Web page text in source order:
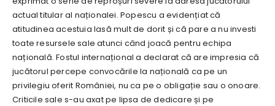
actual titular al naționalei. Popescu a evidențiat că
atitudinea acestuia lasă mult de dorit și că pare a nu investi
toate resursele sale atunci când joacă pentru echipa
națională. Fostul internațional a declarat că are impresia că
jucătorul percepe convocările la națională ca pe un
privilegiu oferit României, nu ca pe o obligație sau o onoare.
Criticile sale s-au axat pe lipsa de dedicare și pe